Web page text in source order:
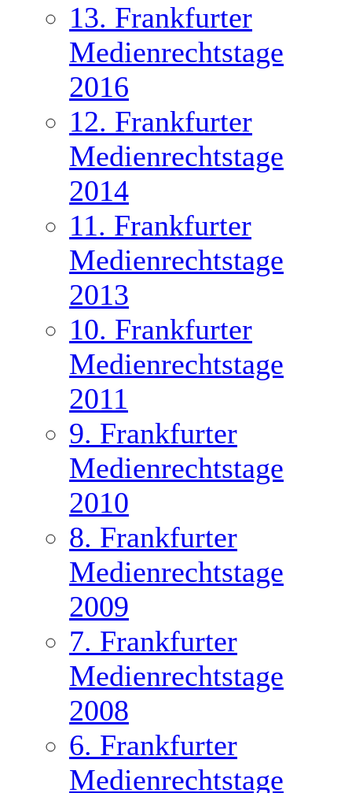
13. Frankfurter
Medienrechtstage
2016
12. Frankfurter
Medienrechtstage
2014
11. Frankfurter
Medienrechtstage
2013
10. Frankfurter
Medienrechtstage
2011
9. Frankfurter
Medienrechtstage
2010
8. Frankfurter
Medienrechtstage
2009
7. Frankfurter
Medienrechtstage
2008
6. Frankfurter
Medienrechtstage